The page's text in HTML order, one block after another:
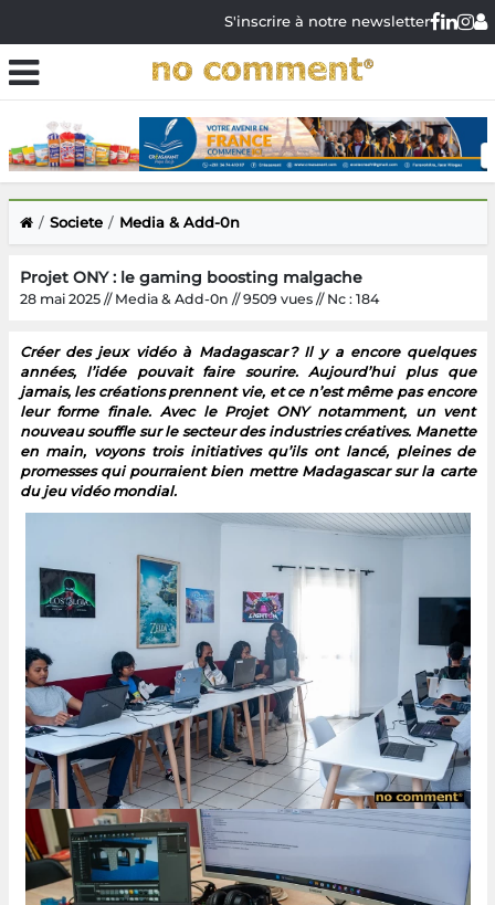
S'inscrire à notre newsletter
Societe Media & Add-0n
Projet ONY : le gaming boosting malgache
28 mai 2025 // Media & Add-0n // 9509 vues // Nc : 184
Créer des jeux vidéo à Madagascar ? Il y a encore quelques
années, l’idée pouvait faire sourire. Aujourd’hui plus que
jamais, les créations prennent vie, et ce n’est même pas encore
leur forme finale. Avec le Projet ONY notamment, un vent
nouveau souffle sur le secteur des industries créatives. Manette
en main, voyons trois initiatives qu’ils ont lancé, pleines de
promesses qui pourraient bien mettre Madagascar sur la carte
du jeu vidéo mondial.